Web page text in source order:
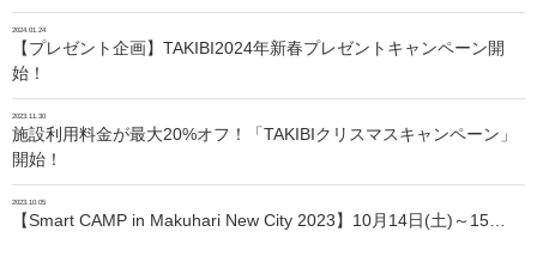
2024.01.24
【プレゼント企画】TAKIBI2024年新春プレゼントキャンペーン開
始！
2023.11.30
施設利用料金が最大20%オフ！「TAKIBIクリスマスキャンペーン」
開始！
2023.10.05
【Smart CAMP in Makuhari New City 2023】10月14日(土)～15…